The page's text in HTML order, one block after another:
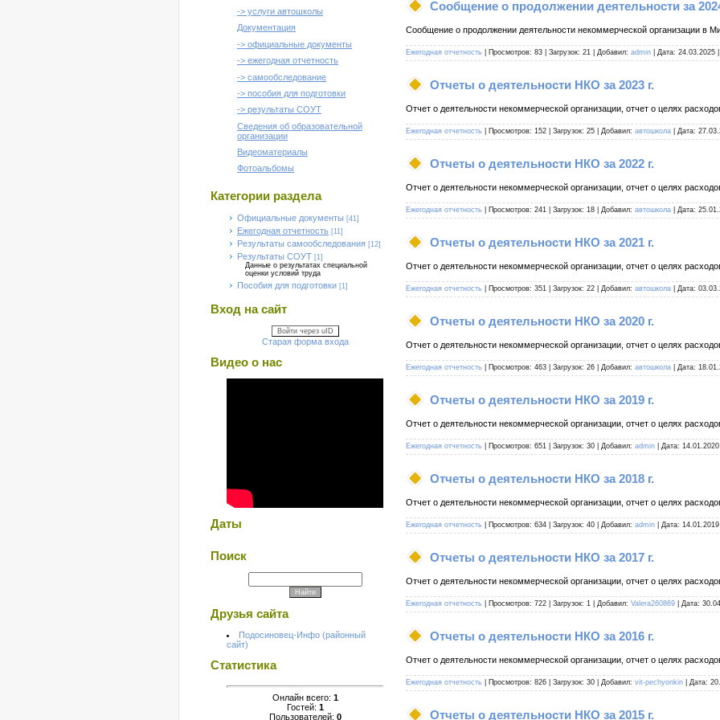
-> услуги автошколы
Документация
-> официальные документы
-> ежегодная отчетность
-> самообследование
-> пособия для подготовки
-> результаты СОУТ
Сведения об образовательной
организации
Видеоматериалы
Фотоальбомы
Категории раздела
Официальные документы [41]
Ежегодная отчетность [11]
Результаты самообследования [12]
Результаты СОУТ [1]
Данные о результатах специальной
оценки условий труда
Пособия для подготовки [1]
Вход на сайт
Войти через uID
Старая форма входа
Видео о нас
Даты
Поиск
Друзья сайта
Подосиновец-Инфо (районный
сайт)
Статистика
Онлайн всего: 1
Гостей: 1
Пользователей: 0
Сообщение о продолжении деятельности за
Сообщение о продолжении деятельности некоммерческой организации в
Ежегодная отчетность Просмотров: 83 Загрузок: 21 Добавил: admin Дата: 24.03.2025
Отчеты о деятельности НКО за 2023 г.
Отчет о деятельности некоммерческой организации, отчет о целях
Ежегодная отчетность Просмотров: 152 Загрузок: 25 Добавил: автошкола Дата:
Отчеты о деятельности НКО за 2022 г.
Отчет о деятельности некоммерческой организации, отчет о целях
Ежегодная отчетность Просмотров: 241 Загрузок: 18 Добавил: автошкола Дата:
Отчеты о деятельности НКО за 2021 г.
Отчет о деятельности некоммерческой организации, отчет о целях
Ежегодная отчетность Просмотров: 351 Загрузок: 22 Добавил: автошкола Дата:
Отчеты о деятельности НКО за 2020 г.
Отчет о деятельности некоммерческой организации, отчет о целях
Ежегодная отчетность Просмотров: 463 Загрузок: 26 Добавил: автошкола Дата:
Отчеты о деятельности НКО за 2019 г.
Отчет о деятельности некоммерческой организации, отчет о целях
Ежегодная отчетность Просмотров: 651 Загрузок: 30 Добавил: admin Дата: 14.01.2020
Отчеты о деятельности НКО за 2018 г.
Отчет о деятельности некоммерческой организации, отчет о целях
Ежегодная отчетность Просмотров: 634 Загрузок: 40 Добавил: admin Дата: 14.01.2019
Отчеты о деятельности НКО за 2017 г.
Отчет о деятельности некоммерческой организации, отчет о целях
Ежегодная отчетность Просмотров: 722 Загрузок: 1 Добавил: Valera260869 Дата:
Отчеты о деятельности НКО за 2016 г.
Отчет о деятельности некоммерческой организации, отчет о целях
Ежегодная отчетность Просмотров: 826 Загрузок: 30 Добавил: vit-pechyonkin Дата:
Отчеты о деятельности НКО за 2015 г.